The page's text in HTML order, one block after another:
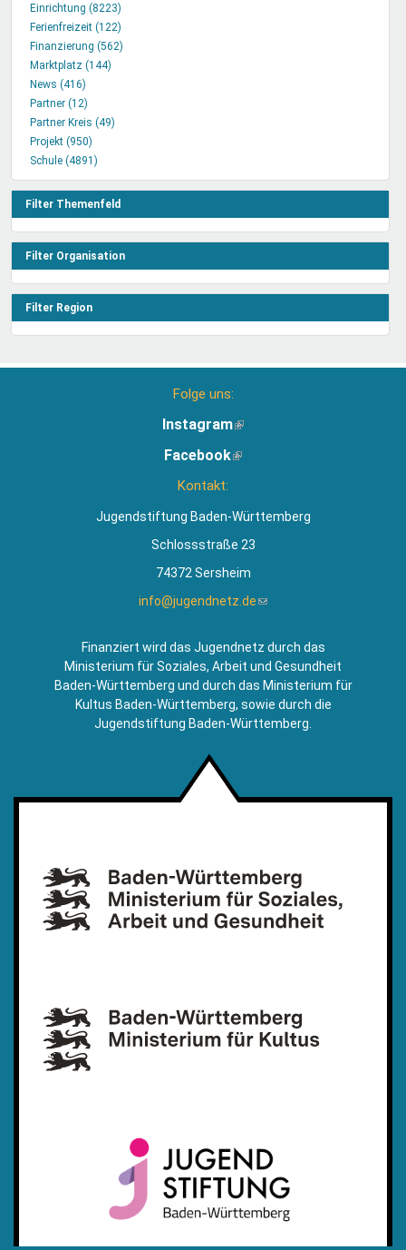
Einrichtung (8223)
anwenden
Ferienfreizeit (122)
Filter
Finanzierung (562)
Marktplatz (144)
News (416)
Filter
anwenden
Partner (12)
Filter
anwenden
Partner Kreis (49)
anwenden
Projekt (950)
Filter
anwenden
Schule (4891)
Filter
anwenden
Filter Themenfeld
Filter Organisation
Filter Region
Folge uns:
Instagram(Link
extern)
Facebook(Link
Kontakt:
Jugendstiftung Baden-Württemberg
Schlossstraße 23
74372 Sersheim
info@jugendnetz.de(Link
Mail)
Finanziert wird das Jugendnetz durch das
Ministerium für Soziales, Arbeit und Gesundheit
Baden-Württemberg und durch das Ministerium für
Kultus Baden-Württemberg, sowie durch die
Jugendstiftung Baden-Württemberg.